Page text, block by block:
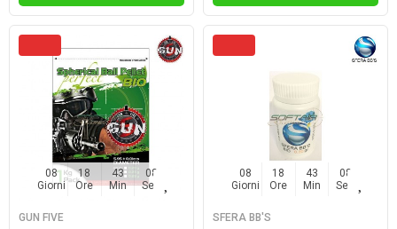
08
Giorni
18
Ore
43
Min
06
Sec
GUN FIVE
08
Giorni
18
Ore
43
Min
06
Sec
SFERA BB'S